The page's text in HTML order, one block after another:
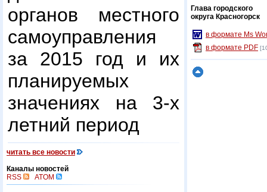
органов местного
самоуправления
за 2015 год и их
планируемых
значениях на 3-х
летний период
читать все новости
Каналы новостей
RSS
ATOM
Глава городского
округа Красногорск
в формате Ms
в формате PDF